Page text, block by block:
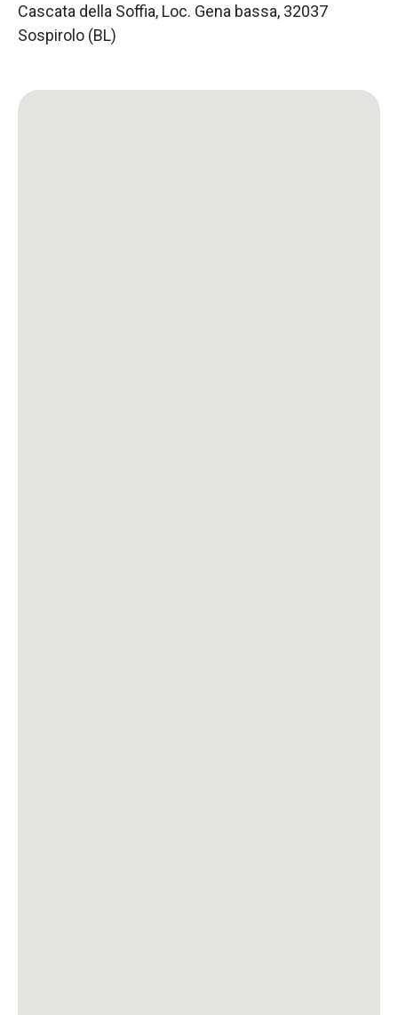
Cascata della Soffia, Loc. Gena bassa, 32037
Sospirolo (BL)